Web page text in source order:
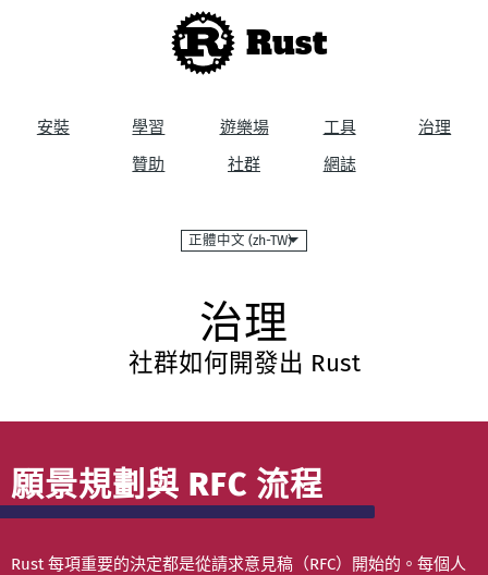
Rust
安裝 學習 遊樂場 工具
治理
贊助
社群 網誌
語
治理
社群如何開發出 Rust
願景規劃與 RFC 流程
Rust 每項重要的決定都是從請求意見稿（RFC）開始的。每個人